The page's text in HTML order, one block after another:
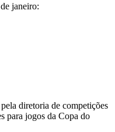
janeiro:
diretoria de competições
para jogos da Copa do